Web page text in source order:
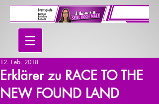
Erklärer zu RACE TO THE
NEW FOUND LAND
12. Feb. 2018